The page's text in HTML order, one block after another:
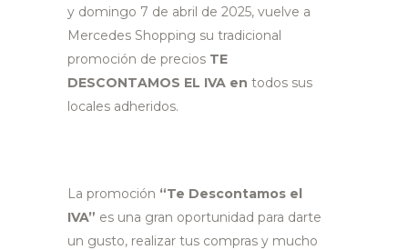
y domingo 7 de abril de 2025, vuelve a
Mercedes Shopping su tradicional
promoción de precios TE
DESCONTAMOS EL IVA en todos sus
locales adheridos.
La promoción “Te Descontamos el
IVA” es una gran oportunidad para darte
un gusto, realizar tus compras y mucho